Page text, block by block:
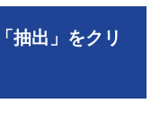
出」をクリ